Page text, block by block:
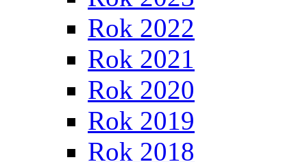
Rok 2022
Rok 2021
Rok 2020
Rok 2019
Rok 2018